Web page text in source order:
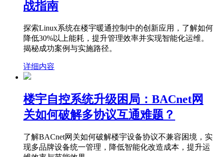
战指南
探索Linux系统在楼宇暖通控制中的创新应用，了解如何
降低30%以上能耗，提升管理效率并实现智能化运维。
揭秘成功案例与实施路径。
详细内容
楼宇自控系统升级困局：BACnet网
关如何破解多协议互通难题？
了解BACnet网关如何破解楼宇设备协议不兼容困境，实
现多品牌设备统一管理，降低智能化改造成本，提升运